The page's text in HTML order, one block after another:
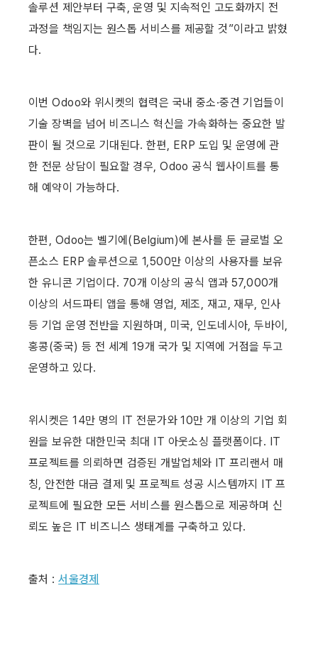
솔루션 제안부터 구축, 운영 및 지속적인 고도화까지 전
과정을 책임지는 원스톱 서비스를 제공할 것”이라고 밝혔
다.
이번 Odoo와 위시켓의 협력은 국내 중소·중견 기업들이
기술 장벽을 넘어 비즈니스 혁신을 가속화하는 중요한 발
판이 될 것으로 기대된다. 한편, ERP 도입 및 운영에 관
한 전문 상담이 필요할 경우, Odoo 공식 웹사이트를 통
해 예약이 가능하다.
한편, Odoo는 벨기에(Belgium)에 본사를 둔 글로벌 오
픈소스 ERP 솔루션으로 1,500만 이상의 사용자를 보유
한 유니콘 기업이다. 70개 이상의 공식 앱과 57,000개
이상의 서드파티 앱을 통해 영업, 제조, 재고, 재무, 인사
등 기업 운영 전반을 지원하며, 미국, 인도네시아, 두바이,
홍콩(중국) 등 전 세계 19개 국가 및 지역에 거점을 두고
운영하고 있다.
위시켓은 14만 명의 IT 전문가와 10만 개 이상의 기업 회
원을 보유한 대한민국 최대 IT 아웃소싱 플랫폼이다. IT
프로젝트를 의뢰하면 검증된 개발업체와 IT 프리랜서 매
칭, 안전한 대금 결제 및 프로젝트 성공 시스템까지 IT 프
로젝트에 필요한 모든 서비스를 원스톱으로 제공하며 신
뢰도 높은 IT 비즈니스 생태계를 구축하고 있다.
출처 : 서울경제